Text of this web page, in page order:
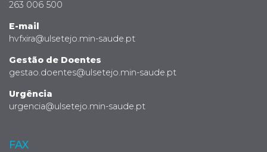
263 006 500
E-mail
hvfxira@ulsetejo.min-saude.pt
Gestão de Doentes
gestao.doentes@ulsetejo.min-saude.pt
Urgência
urgencia@ulsetejo.min-saude.pt
FAX